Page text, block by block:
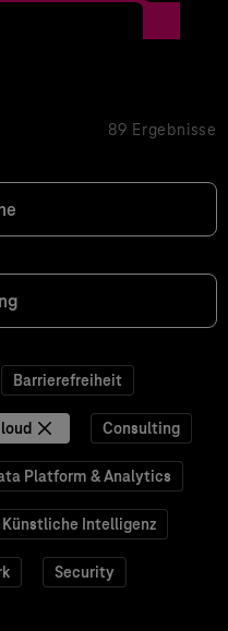
89 Ergebnisse
Barrierefreiheit
Consulting
Platform & Analytics
Künstliche Intelligenz
Security